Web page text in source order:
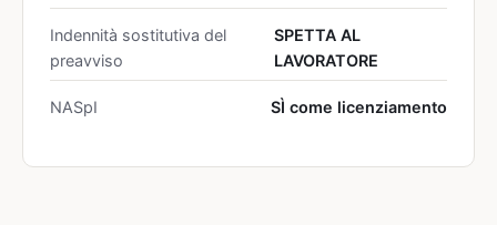
Indennità sostitutiva del
preavviso
SPETTA AL
LAVORATORE
NASpI SÌ come licenziamento